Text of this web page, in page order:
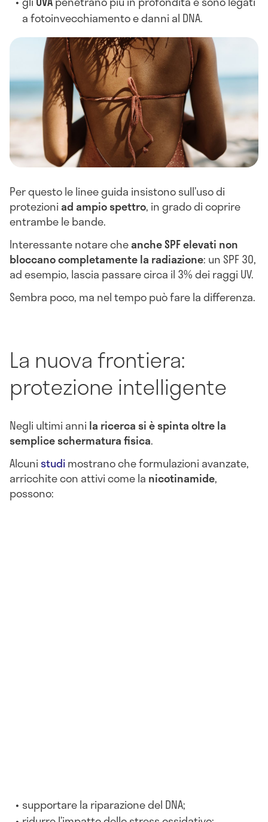
a fotoinvecchiamento e danni al DNA.
Per questo le linee guida insistono sull’uso di
protezioniad ampio spettro, in grado di coprire
entrambe le bande.
Interessante notare cheanche SPF elevati non
bloccano completamente la radiazione: un SPF 30,
ad esempio, lascia passare circa il 3% dei raggi UV.
Sembra poco, ma nel tempo può fare la differenza.
La nuova frontiera:
protezione intelligente
Negli ultimi anni la ricerca si è spinta oltre la
semplice schermatura fisica.
Alcuni studimostrano che formulazioni avanzate,
arricchite con attivi come la nicotinamide,
possono:
supportare la riparazione del DNA;